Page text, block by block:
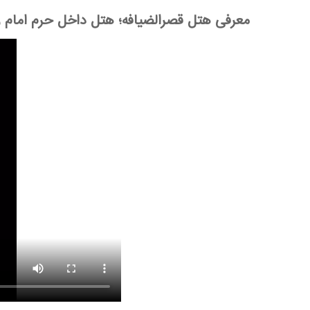
معرفی هتل قصرالضیافه؛ هتل داخل حرم